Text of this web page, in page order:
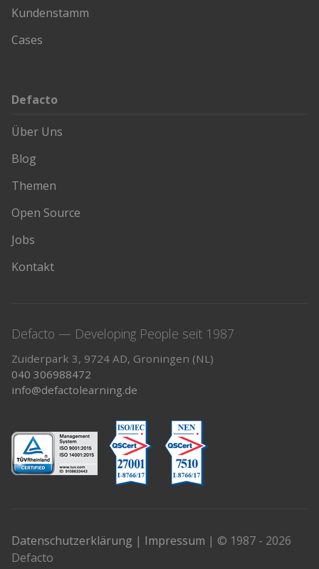
Kundenstamm
Cases
Defacto
Über Uns
Blog
Themen
Open Source
Jobs
Kontakt
Defacto — Developing People seit 1987
Zuiderpark 3, 9724 AD, Groningen (NL)
040 306988472
info@defactolearning.de
Datenschutzerklärung | Impressum | © 1987 - 2026
Defacto